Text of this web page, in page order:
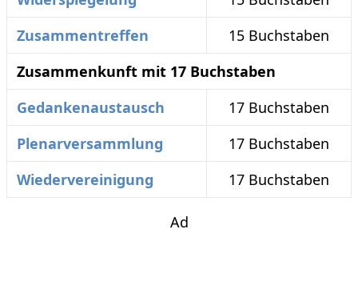
Zusammentreffen
15 Buchstaben
Zusammenkunft mit 17 Buchstaben
Gedankenaustausch
17 Buchstaben
Plenarversammlung
17 Buchstaben
Wiedervereinigung
17 Buchstaben
Ad